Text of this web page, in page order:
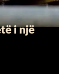
i një